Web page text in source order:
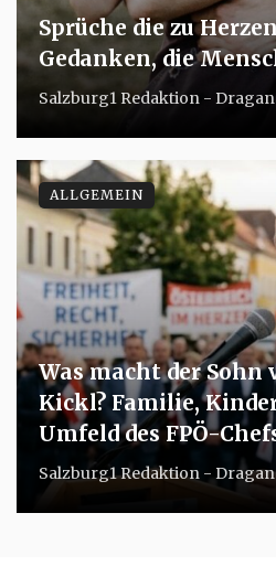
Sprüche die zu
Gedanken, die
Salzburg1 Redaktion -
Was macht der Sohn
Kickl? Familie,
Umfeld des FPÖ-
Salzburg1 Redaktion -
ALLGEMEIN